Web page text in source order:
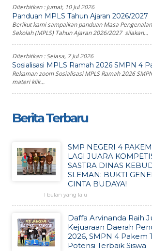
Diterbitkan :Jumat, 10 Jul 2026
Panduan MPLS Tahun Ajaran 2026/2027
Berikut kami sampaikan panduan Masa
Sekolah (MPLS) Tahun Ajaran 2026/2027 silakan...
Diterbitkan :Selasa, 7 Jul 2026
Sosialisasi MPLS Ramah 2026 SMPN 4
Rekaman zoom Sosialisasi MPLS Ramah 2026
materi klik...
Berita Terbaru
SMP NEGERI 4
LAGI JUARA
SASTRA DINAS
SLEMAN: BUKTI
CINTA BUDAYA!
1 bulan yang lalu
Daffa Arvinanda Raih
Kejuaraan Daerah
2026, SMPN 4 Pakem
Potensi Terbaik Siswa